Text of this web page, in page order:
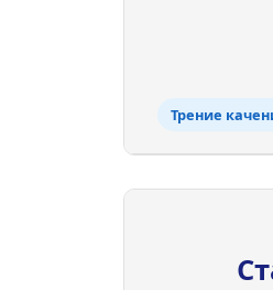
Трение